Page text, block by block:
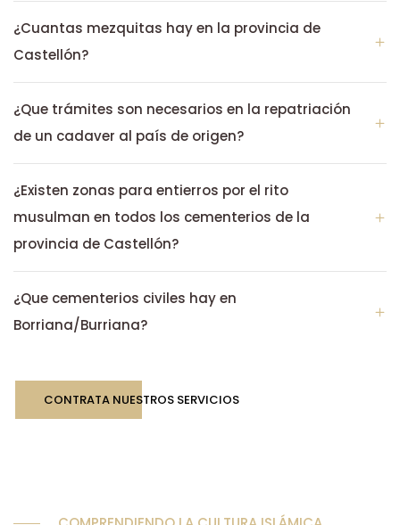
¿Cuantas mezquitas hay en la provincia de
Castellón?
¿Que trámites son necesarios en la repatriación
de un cadaver al país de origen?
¿Existen zonas para entierros por el rito
musulman en todos los cementerios de la
provincia de Castellón?
¿Que cementerios civiles hay en
Borriana/Burriana?
CONTRATA NUESTROS SERVICIOS